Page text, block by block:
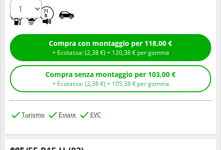
71
B
Compra con montaggio per 118,00 €
+ Ecotassa: (2,38€ ) = 120,38€ per gomma
Compra senza montaggio per 103,00 €
+ Ecotassa: (2,38€ ) = 105,38€ per gomma
Turismo Estate EVC